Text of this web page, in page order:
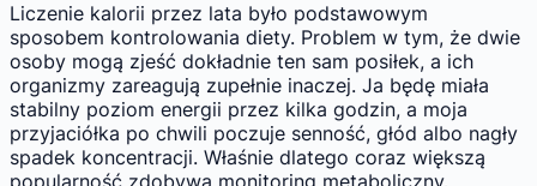
Liczenie kalorii przez lata było podstawowym
sposobem kontrolowania diety. Problem w tym, że dwie
osoby mogą zjeść dokładnie ten sam posiłek, a ich
organizmy zareagują zupełnie inaczej. Ja będę miała
stabilny poziom energii przez kilka godzin, a moja
przyjaciółka po chwili poczuje senność, głód albo nagły
spadek koncentracji. Właśnie dlatego coraz większą